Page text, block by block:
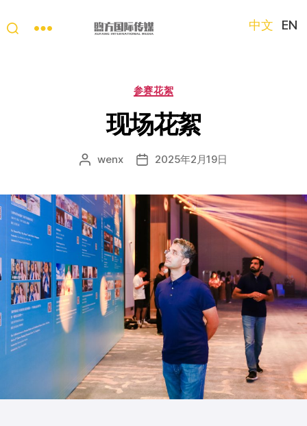
只
眼
看
中
国
短
视
频
大
赛
中文 EN
分
参赛花絮
现场花絮
文
者
wenx
发
期
2025年2月19日